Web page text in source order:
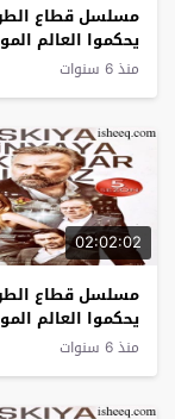
مسلسل قطاع
يحكموا العالم
الخامس الحلقة 18
منذ 6 سنوات
02:02:02
مسلسل قطاع
يحكموا العالم
الخامس الحلقة 16
منذ 6 سنوات